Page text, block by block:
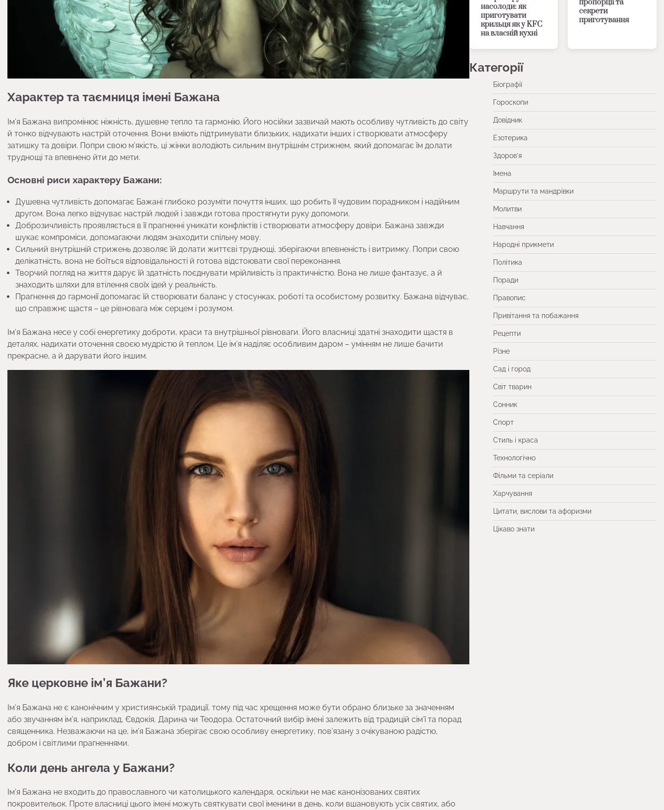
Характер та таємниця імені Бажана
Ім’я Бажана випромінює ніжність, душевне тепло та гармонію. Його носійки зазвичай мають особливу чутливість до світу
й тонко відчувають настрій оточення. Вони вміють підтримувати близьких, надихати інших і створювати атмосферу
затишку та довіри. Попри свою м’якість, ці жінки володіють сильним внутрішнім стрижнем, який допомагає їм долати
труднощі та впевнено йти до мети.
Основні риси характеру Бажани:
Душевна чутливість допомагає Бажані глибоко розуміти почуття інших, що робить її чудовим порадником і надійним
другом. Вона легко відчуває настрій людей і завжди готова простягнути руку допомоги.
Доброзичливість проявляється в її прагненні уникати конфліктів і створювати атмосферу довіри. Бажана завжди
шукає компроміси, допомагаючи людям знаходити спільну мову.
Сильний внутрішній стрижень дозволяє їй долати життєві труднощі, зберігаючи впевненість і витримку. Попри свою
делікатність, вона не боїться відповідальності й готова відстоювати свої переконання.
Творчий погляд на життя дарує їй здатність поєднувати мрійливість із практичністю. Вона не лише фантазує, а й
знаходить шляхи для втілення своїх ідей у реальність.
Прагнення до гармонії допомагає їй створювати баланс у стосунках, роботі та особистому розвитку. Бажана відчуває,
що справжнє щастя – це рівновага між серцем і розумом.
Ім’я Бажана несе у собі енергетику доброти, краси та внутрішньої рівноваги. Його власниці здатні знаходити щастя в
деталях, надихати оточення своєю мудрістю й теплом. Це ім’я наділяє особливим даром – умінням не лише бачити
прекрасне, а й дарувати його іншим.
Яке церковне ім’я Бажани?
Ім’я Бажана не є канонічним у християнській традиції, тому під час хрещення може бути обрано близьке за значенням
або звучанням ім’я, наприклад, Євдокія, Дарина чи Теодора. Остаточний вибір імені залежить від традицій сім’ї та порад
священника. Незважаючи на це, ім’я Бажана зберігає свою особливу енергетику, пов’язану з очікуваною радістю,
добром і світлими прагненнями.
Коли день ангела у Бажани?
Ім’я Бажана не входить до православного чи католицького календаря, оскільки не має канонізованих святих
покровительок. Проте власниці цього імені можуть святкувати свої іменини в день, коли вшановують усіх святих, або
насолоди: як
приготувати
крильця як у KFC
на власній кухні
пропорції та
секрети
приготування
Категорії
Біографії
Гороскопи
Довідник
Езотерика
Здоров’я
Імена
Маршрути та мандрівки
Молитви
Навчання
Народні прикмети
Політика
Поради
Правопис
Привітання та побажання
Рецепти
Різне
Сад і город
Світ тварин
Сонник
Спорт
Стиль і краса
Технологічно
Фільми та серіали
Харчування
Цитати, вислови та афоризми
Цікаво знати